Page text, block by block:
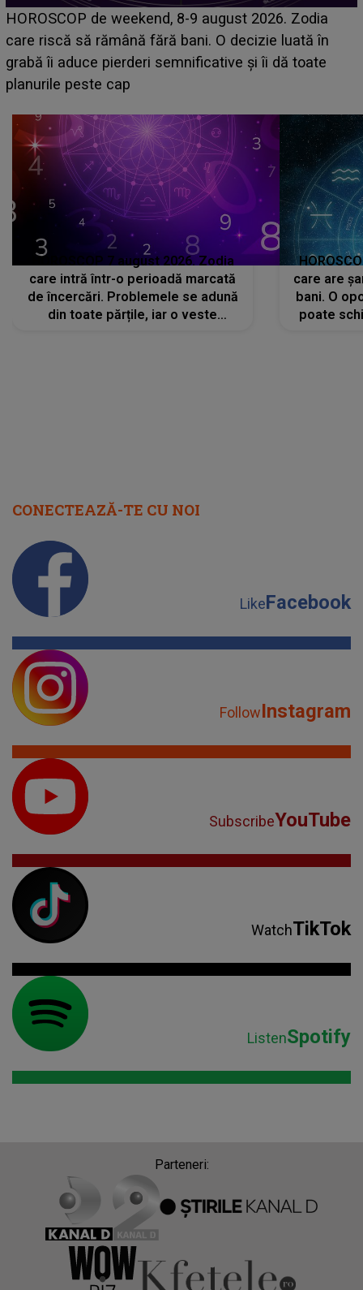
Emanuel a ținut ACEST DETALIU ASCUNS până
acum! În fața Alexandrei, concurentul din Casa Iubirii
face o MĂRTURISIRE NEAȘTEPTATĂ despre mama
sa: "I-am spus și ei în față, eu nu te iubesc pentru
HOROSCOP 7 august 2026. Zodia
care intră într-o perioadă marcată
de încercări. Problemele se adună
din toate părțile, iar o veste
care are
bani. O
poate
CONECTEAZĂ-TE CU NOI
LikeFacebook
FollowInstagram
SubscribeYouTube
WatchTikTok
ListenSpotify
Parteneri: